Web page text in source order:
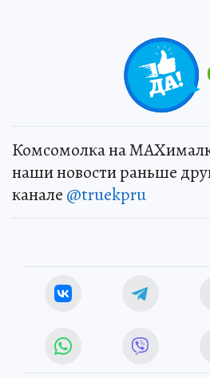
Комсомолка на
наши новости раньше
канале @truekpru